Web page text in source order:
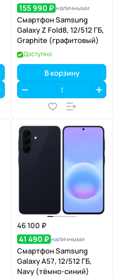
155 990 ₽ наличными
Смартфон Samsung
Galaxy Z Fold8, 12/512 ГБ,
Graphite (графитовый)
Доступно
В корзину
46 100 ₽
41 490 ₽ наличными
Смартфон Samsung
Galaxy A57, 12/512 ГБ,
Navy (тёмно-синий)